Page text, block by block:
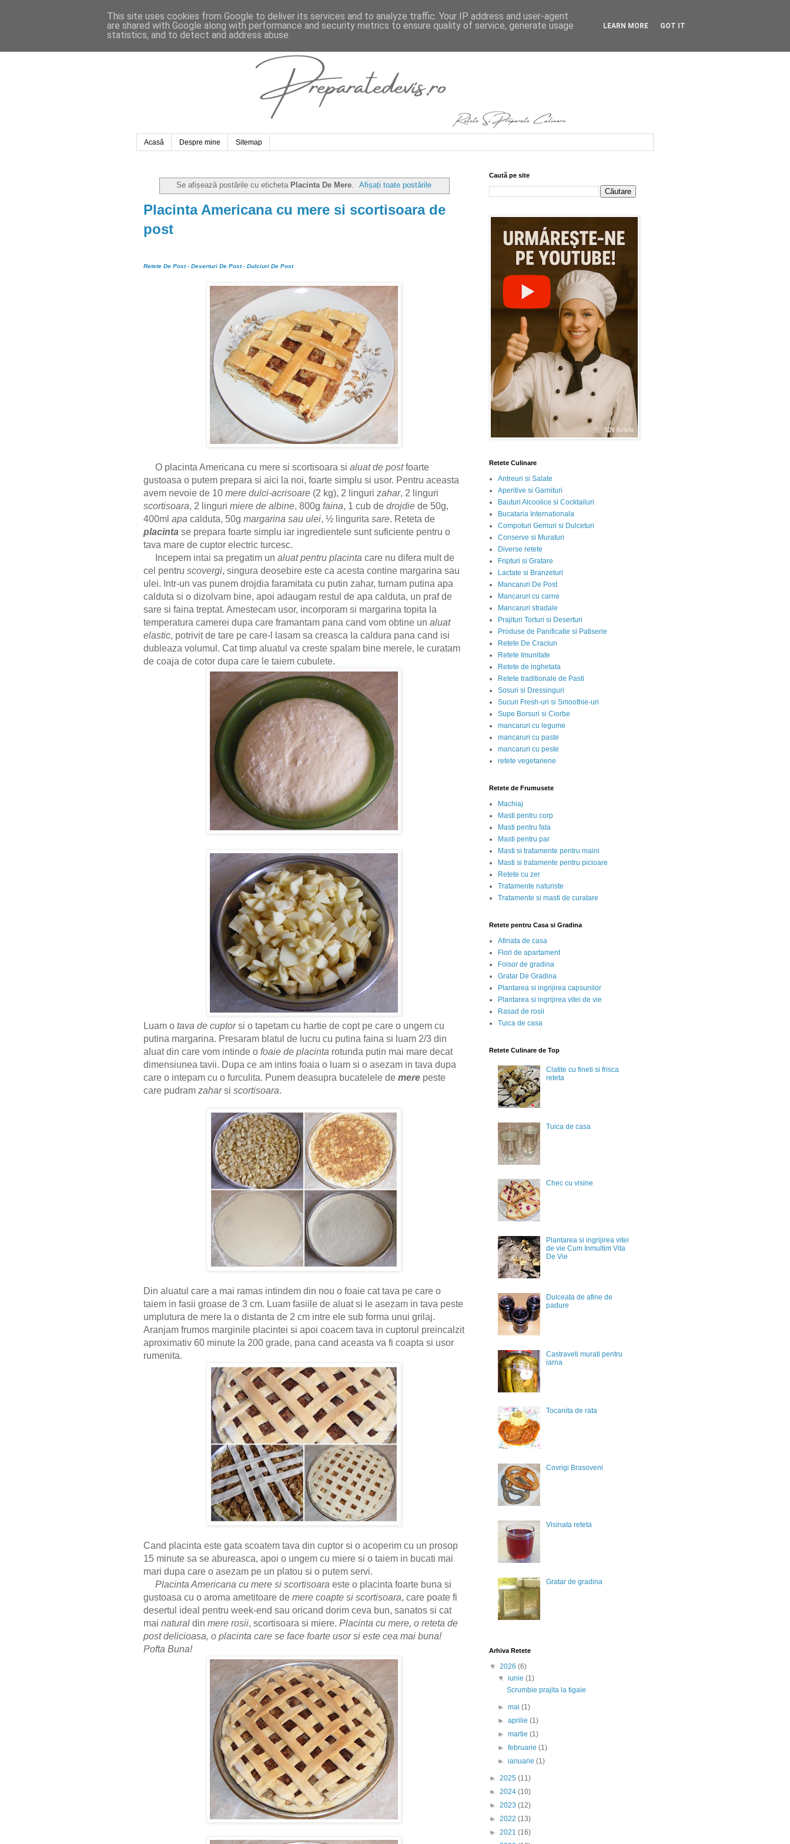
Acasă Despre mine Sitemap
Se afișează postările cu eticheta Placinta De Mere. Afișați toate postările
Placinta Americana cu mere si scortisoara de
post
Retete De Post - Deserturi De Post - Dulciuri De Post
O placinta Americana cu mere si scortisoara si aluat de postfoarte
gustoasa o putem prepara si aici la noi, foarte simplu si usor. Pentru aceasta
avem nevoie de 10 mere dulci-acrisoare (2 kg), 2 linguri zahar, 2 linguri
scortisoara, 2 linguri miere de albine, 800g faina, 1 cub de drojdie de 50g,
400ml apa calduta, 50g margarina sau ulei, ½ lingurita sare. Reteta de
placinta se prepara foarte simplu iar ingredientele sunt suficiente pentru o
tava mare de cuptor electric turcesc.
Incepem intai sa pregatim un aluat pentru placinta care nu difera mult de
cel pentru scovergi, singura deosebire este ca acesta contine margarina sau
ulei. Intr-un vas punem drojdia faramitata cu putin zahar, turnam putina apa
calduta si o dizolvam bine, apoi adaugam restul de apa calduta, un praf de
sare si faina treptat. Amestecam usor, incorporam si margarina topita la
temperatura camerei dupa care framantam pana cand vom obtine un aluat
elastic, potrivit de tare pe care-l lasam sa creasca la caldura pana cand isi
dubleaza volumul. Cat timp aluatul va creste spalam bine merele, le curatam
de coaja de cotor dupa care le taiem cubulete.
Luam o tava de cuptorsi o tapetam cu hartie de copt pe care o ungem cu
putina margarina. Presaram blatul de lucru cu putina faina si luam 2/3 din
aluat din care vom intinde o foaie de placinta rotunda putin mai mare decat
dimensiunea tavii. Dupa ce am intins foaia o luam si o asezam in tava dupa
care o intepam cu o furculita. Punem deasupra bucatelele de mere peste
care pudram zaharsi scortisoara.
Din aluatul care a mai ramas intindem din nou o foaie cat tava pe care o
taiem in fasii groase de 3 cm. Luam fasiile de aluat si le asezam in tava peste
umplutura de mere la o distanta de 2 cm intre ele sub forma unui grilaj.
Aranjam frumos marginile placintei si apoi coacem tava in cuptorul preincalzit
aproximativ 60 minute la 200 grade, pana cand aceasta va fi coapta si usor
rumenita.
Cand placinta este gata scoatem tava din cuptor si o acoperim cu un prosop
15 minute sa se abureasca, apoi o ungem cu miere si o taiem in bucati mai
mari dupa care o asezam pe un platou si o putem servi.
Placinta Americana cu mere si scortisoara este o placinta foarte buna si
gustoasa cu o aroma ametitoare de mere coapte si scortisoara, care poate fi
desertul ideal pentru week-end sau oricand dorim ceva bun, sanatos si cat
mai natural din mere rosii, scortisoara si miere. Placinta cu mere, o reteta de
post delicioasa, o placinta care se face foarte usor si este cea mai buna!
Pofta Buna!
Caută pe site
Retete Culinare
Antreuri si Salate
Aperitive si Garnituri
Bauturi Alcoolice si Cocktailuri
Bucataria Internationala
Compoturi Gemuri si Dulceturi
Conserve si Muraturi
Diverse retete
Fripturi si Gratare
Lactate si Branzeturi
Mancaruri De Post
Mancaruri cu carne
Mancaruri stradale
Prajituri Torturi si Deserturi
Produse de Panificatie si Patiserie
Retete De Craciun
Retete Imunitate
Retete de inghetata
Retete traditionale de Pasti
Sosuri si Dressinguri
Sucuri Fresh-uri si Smoothie-uri
Supe Borsuri si Ciorbe
mancaruri cu legume
mancaruri cu paste
mancaruri cu peste
retete vegetariene
Retete de Frumusete
Machiaj
Masti pentru corp
Masti pentru fata
Masti pentru par
Masti si tratamente pentru maini
Masti si tratamente pentru picioare
Retete cu zer
Tratamente naturiste
Tratamente si masti de curatare
Retete pentru Casa si Gradina
Afinata de casa
Flori de apartament
Foisor de gradina
Gratar De Gradina
Plantarea si ingrijirea capsunilor
Plantarea si ingrijirea vitei de vie
Rasad de rosii
Tuica de casa
Retete Culinare de Top
Clatite cu fineti si frisca
reteta
Tuica de casa
Chec cu visine
Plantarea si ingrijirea vitei
de vie Cum Inmultim Vita
De Vie
Dulceata de afine de
padure
Castraveti murati pentru
iarna
Tocanita de rata
Covrigi Brasoveni
Visinata reteta
Gratar de gradina
Arhiva Retete
▼ 2026 (6)
▼iunie(1)
Scrumbie prajita la tigaie
►mai(1)
►aprilie(1)
►martie(1)
►februarie(1)
►ianuarie(1)
► 2025 (11)
► 2024 (10)
► 2023 (12)
► 2022 (13)
► 2021 (16)
This site uses cookies from Google to deliver its services and to analyze traffic. Your IP address and user-agent
are shared with Google along with performance and security metrics to ensure quality of service, generate usage
statistics, and to detect and address abuse.
LEARN MORE GOT IT